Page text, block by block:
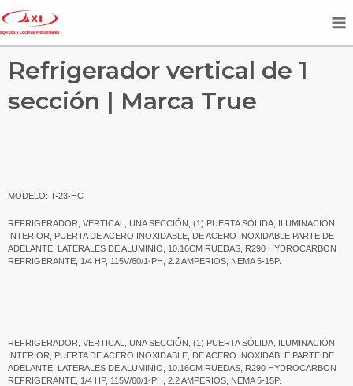
Refrigerador vertical de 1
sección | Marca True
MODELO: T-23-HC
REFRIGERADOR, VERTICAL, UNA SECCIÓN, (1) PUERTA SÓLIDA, ILUMINACIÓN
INTERIOR, PUERTA DE ACERO INOXIDABLE, DE ACERO INOXIDABLE PARTE DE
ADELANTE, LATERALES DE ALUMINIO, 10.16CM RUEDAS, R290 HYDROCARBON
REFRIGERANTE, 1/4 HP, 115V/60/1-PH, 2.2 AMPERIOS, NEMA 5-15P.
REFRIGERADOR, VERTICAL, UNA SECCIÓN, (1) PUERTA SÓLIDA, ILUMINACIÓN
INTERIOR, PUERTA DE ACERO INOXIDABLE, DE ACERO INOXIDABLE PARTE DE
ADELANTE, LATERALES DE ALUMINIO, 10.16CM RUEDAS, R290 HYDROCARBON
REFRIGERANTE, 1/4 HP, 115V/60/1-PH, 2.2 AMPERIOS, NEMA 5-15P.